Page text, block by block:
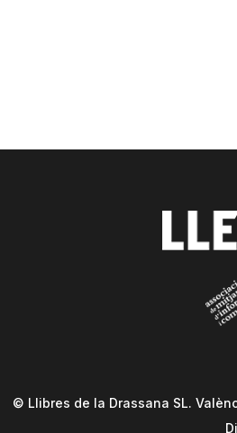
© Llibres de la Drassana SL.